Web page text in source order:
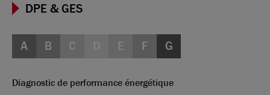
DPE & GES
A B C E F G
Diagnostic de performance énergétique